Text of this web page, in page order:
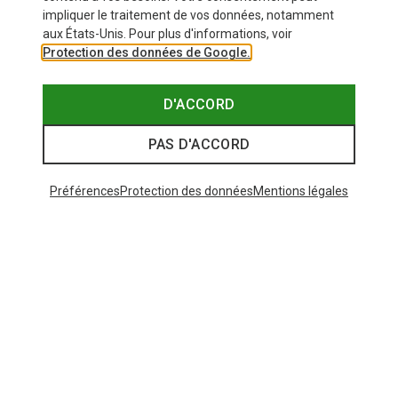
impliquer le traitement de vos données, notamment
aux États-Unis. Pour plus d'informations, voir
Protection des données de Google.
D'ACCORD
PAS D'ACCORD
PréférencesProtection des donnéesMentions légales